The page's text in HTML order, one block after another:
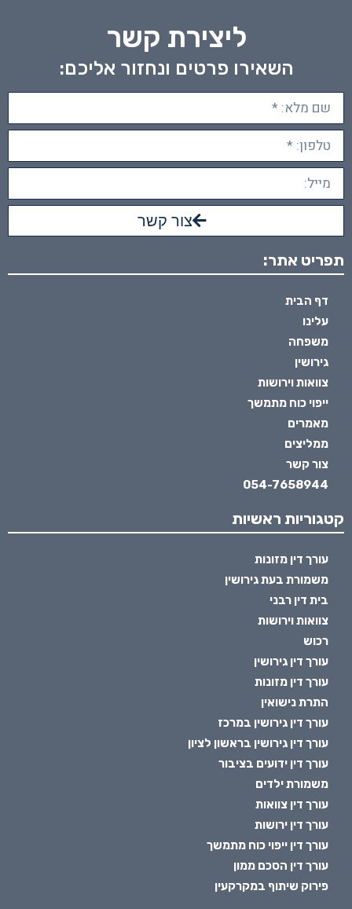
ליצירת קשר
השאירו פרטים ונחזור אליכם:
צור קשר
תפריט אתר:
דף הבית
עלינו
משפחה
גירושין
צוואות וירושות
ייפוי כוח מתמשך
מאמרים
ממליצים
צור קשר
054-7658944
קטגוריות ראשיות
עורך דין מזונות
משמורת בעת גירושין
בית דין רבני
צוואות וירושות
רכוש
עורך דין גירושין
עורך דין מזונות
התרת נישואין
עורך דין גירושין במרכז
עורך דין גירושין בראשון לציון
עורך דין ידועים בציבור
משמורת ילדים
עורך דין צוואות
עורך דין ירושות
עורך דין ייפוי כוח מתמשך
עורך דין הסכם ממון
פירוק שיתוף במקרקעין